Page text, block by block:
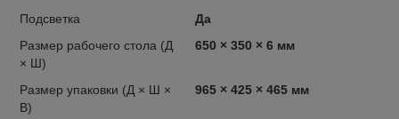
Подсветка
Да
Размер рабочего стола (Д
× Ш)
650 × 350 × 6 мм
Размер упаковки (Д × Ш ×
В)
965 × 425 × 465 мм